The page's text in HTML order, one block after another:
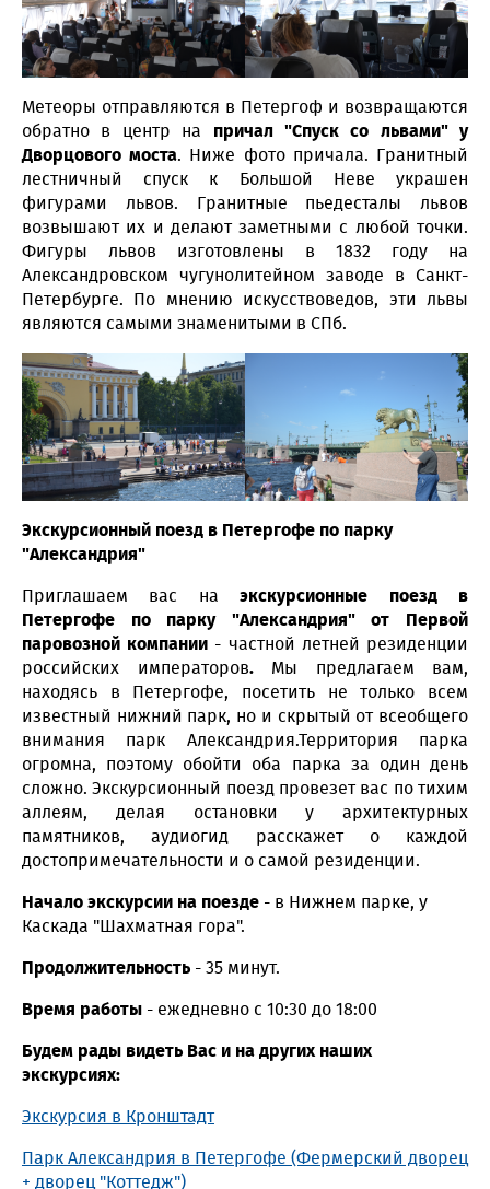
Метеоры отправляются в Петергоф и возвращаются
обратно в центр на причал "Спуск со львами" у
Дворцового моста. Ниже фото причала. Гранитный
лестничный спуск к Большой Неве украшен
фигурами львов. Гранитные пьедесталы львов
возвышают их и делают заметными с любой точки.
Фигуры львов изготовлены в 1832 году на
Александровском чугунолитейном заводе в Санкт-
Петербурге. По мнению искусствоведов, эти львы
являются самыми знаменитыми в СПб.
Экскурсионный поезд в Петергофе по парку
"Александрия"
Приглашаем вас на экскурсионные поезд в
Петергофе по парку "Александрия" от Первой
паровозной компании - частной летней резиденции
российских императоров. Мы предлагаем вам,
находясь в Петергофе, посетить не только всем
известный нижний парк, но и скрытый от всеобщего
внимания парк Александрия.Территория парка
огромна, поэтому обойти оба парка за один день
сложно. Экскурсионный поезд провезет вас по тихим
аллеям, делая остановки у архитектурных
памятников, аудиогид расскажет о каждой
достопримечательности и о самой резиденции.
Начало экскурсии на поезде - в Нижнем парке, у
Каскада "Шахматная гора".
Продолжительность - 35 минут.
Время работы - ежедневно с 10:30 до 18:00
Будем рады видеть Вас и на других наших
экскурсиях:
Экскурсия в Кронштадт
Парк Александрия в Петергофе (Фермерский дворец
+ дворец "Коттедж")